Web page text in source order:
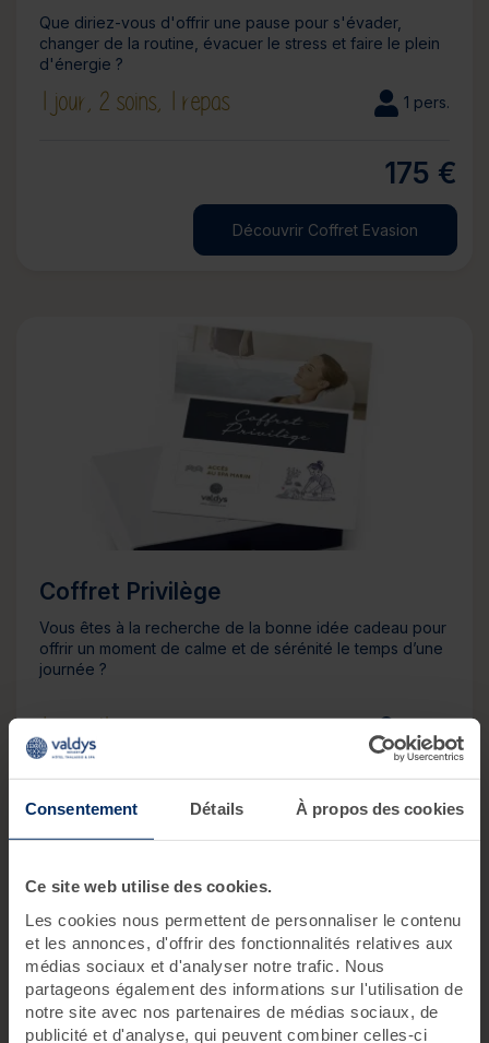
Consentement Détails À propos des cookies
Ce site web utilise des cookies.
Les cookies nous permettent de personnaliser le contenu
et les annonces, d'offrir des fonctionnalités relatives aux
médias sociaux et d'analyser notre trafic. Nous
partageons également des informations sur l'utilisation de
notre site avec nos partenaires de médias sociaux, de
publicité et d'analyse, qui peuvent combiner celles-ci
Que diriez-vous d'offrir une pause pour s'évader,
changer de la routine, évacuer le stress et faire le plein
d'énergie ?
1 jour, 2 soins, 1 repas 1 pers.
175 €
Découvrir Coffret Evasion
Coffret Privilège
Vous êtes à la recherche de la bonne idée cadeau pour
offrir un moment de calme et de sérénité le temps d’une
journée ?
1 jour,4 soins
179 €